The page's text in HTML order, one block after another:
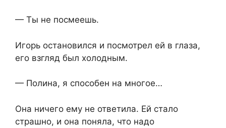
— Ты не посмеешь.
Игорь остановился и посмотрел ей в глаза,
его взгляд был холодным.
— Полина, я способен на многое…
Она ничего ему не ответила. Ей стало
страшно, и она поняла, что надо